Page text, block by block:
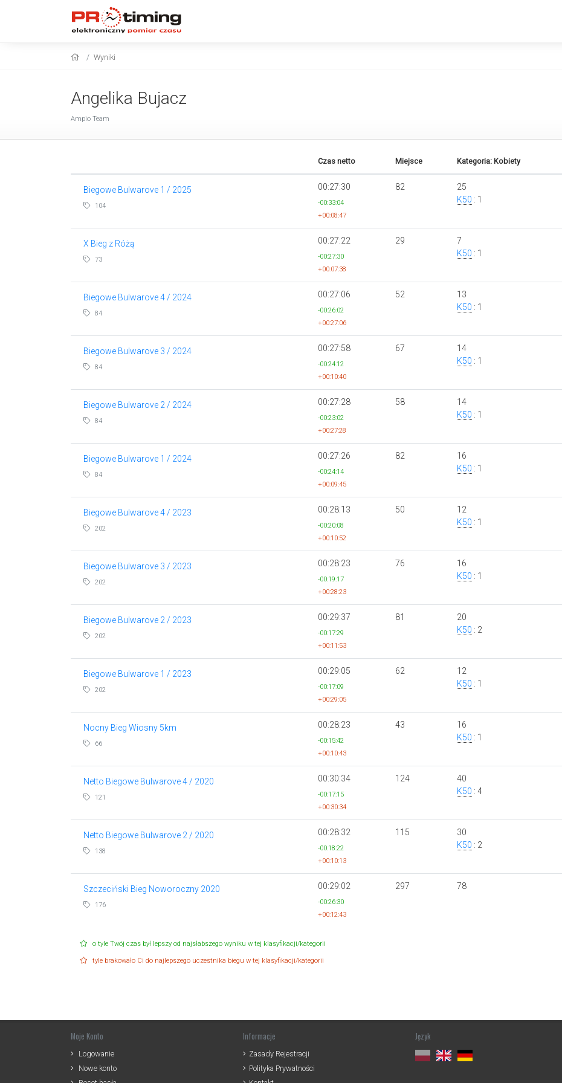
Wyniki
Angelika Bujacz
Ampio Team
Czas netto Miejsce Kategoria: Kobiety
Biegowe Bulwarove 1 / 2025
104
00:27:30
-00:33:04
+00:08:47
82
25
K50 : 1
X Bieg z Różą
73
00:27:22
-00:27:30
+00:07:38
29
7
K50 : 1
Biegowe Bulwarove 4 / 2024
84
00:27:06
-00:26:02
+00:27:06
52
13
K50 : 1
Biegowe Bulwarove 3 / 2024
84
00:27:58
-00:24:12
+00:10:40
67
14
K50 : 1
Biegowe Bulwarove 2 / 2024
84
00:27:28
-00:23:02
+00:27:28
58
14
K50 : 1
Biegowe Bulwarove 1 / 2024
84
00:27:26
-00:24:14
+00:09:45
82
16
K50 : 1
Biegowe Bulwarove 4 / 2023
202
00:28:13
-00:20:08
+00:10:52
50
12
K50 : 1
Biegowe Bulwarove 3 / 2023
202
00:28:23
-00:19:17
+00:28:23
76
16
K50 : 1
Biegowe Bulwarove 2 / 2023
202
00:29:37
-00:17:29
+00:11:53
81
20
K50 : 2
Biegowe Bulwarove 1 / 2023
202
00:29:05
-00:17:09
+00:29:05
62
12
K50 : 1
Nocny Bieg Wiosny 5km
66
00:28:23
-00:15:42
+00:10:43
43
16
K50 : 1
Netto Biegowe Bulwarove 4 / 2020
121
00:30:34
-00:17:15
+00:30:34
124
40
K50 : 4
Netto Biegowe Bulwarove 2 / 2020
138
00:28:32
-00:18:22
+00:10:13
115
30
K50 : 2
Szczeciński Bieg Noworoczny 2020
176
00:29:02
-00:26:30
+00:12:43
297 78
o tyle Twój czas był lepszy od najsłabszego wyniku w tej klasyfikacji/kategorii
tyle brakowało Ci do najlepszego uczestnika biegu w tej klasyfikacji/kategorii
Moje Konto
Logowanie
Nowe konto
Informacje
Zasady Rejestracji
Polityka Prywatności
Język